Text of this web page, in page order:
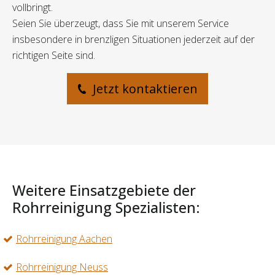
vollbringt.
Seien Sie überzeugt, dass Sie mit unserem Service
insbesondere in brenzligen Situationen jederzeit auf der
richtigen Seite sind.
Jetzt kontaktieren
Weitere Einsatzgebiete der
Rohrreinigung Spezialisten:
Rohrreinigung Aachen
Rohrreinigung Neuss